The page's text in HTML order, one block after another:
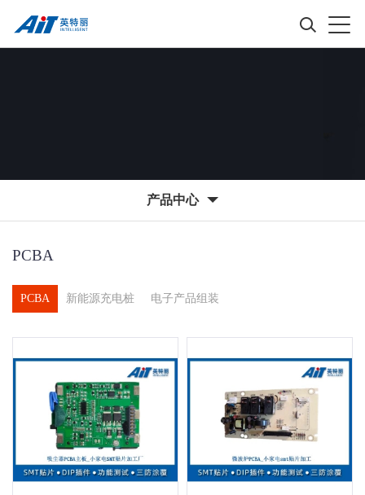
产品中心
PCBA
PCBA 新能源充电桩 电子产品组装